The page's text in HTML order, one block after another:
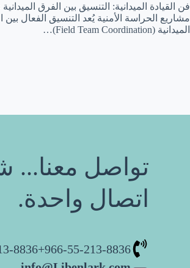
فن القيادة الميدانية: التنسيق بين الفرق
مشاريع الحراسة الأمنية يُعد التنسيق الفعال بين
الميدانية (Field Team Coordination)…
تواصل معنا...
اتصال واحدة.
966-55-213-8836+
8836+